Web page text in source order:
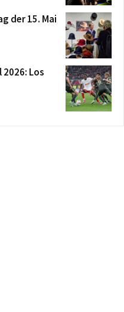
der 15. Mai
2026: Los